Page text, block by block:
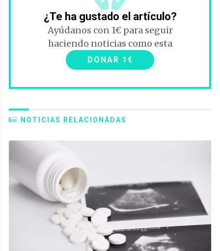
¿Te ha gustado el artículo?
Ayúdanos con 1€ para seguir
haciendo noticias como esta
DONAR 1€
NOTICIAS RELACIONADAS